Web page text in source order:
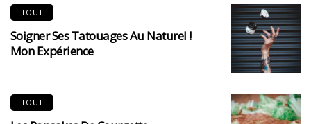
TOUT
Soigner Ses Tatouages Au Naturel !
Mon Expérience
TOUT